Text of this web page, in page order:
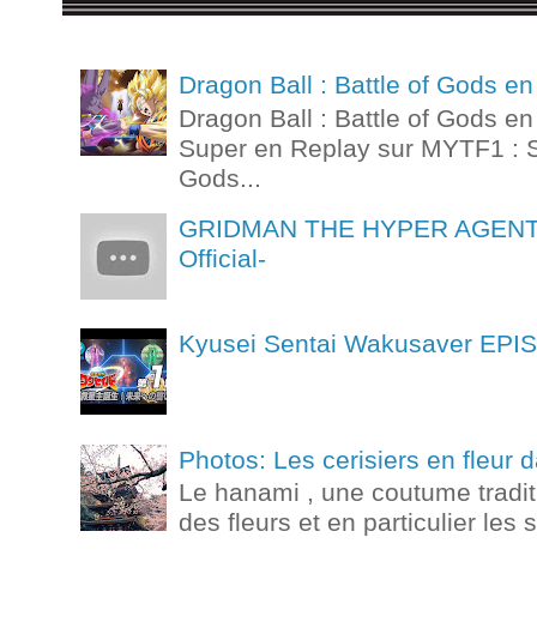
Dragon Ball : Battle of Gods
Dragon Ball : Battle of Gods
Super en Replay sur MYTF1 :
Gods...
GRIDMAN THE HYPER
Official-
Kyusei Sentai Wakusaver
Photos: Les cerisiers en fleur
Le hanami , une coutume
des fleurs et en particulier les